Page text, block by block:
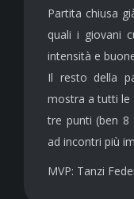
Partita chiusa
quali i giovani
intensità e
Il resto della
mostra a tutti le
tre punti (ben 8
ad incontri più
MVP: Tanzi